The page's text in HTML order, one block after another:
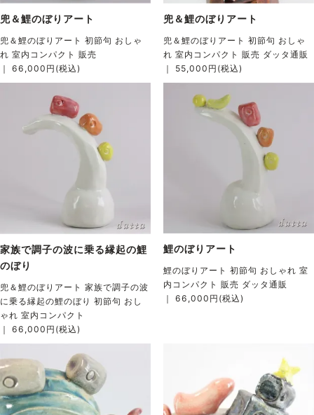
兜＆鯉のぼりアート
兜＆鯉のぼりアート 初節句 おしゃ
れ 室内コンパクト 販売
｜ 66,000円(税込)
兜＆鯉のぼりアート
兜＆鯉のぼりアート 初節句 おしゃ
れ 室内コンパクト 販売 ダッタ通販
｜ 55,000円(税込)
家族で調子の波に乗る縁起の鯉
のぼり
兜＆鯉のぼりアート 家族で調子の波
に乗る縁起の鯉のぼり 初節句 おし
ゃれ 室内コンパクト
｜ 66,000円(税込)
鯉のぼりアート
鯉のぼりアート 初節句 おしゃれ 室
内コンパクト 販売 ダッタ通販
｜ 66,000円(税込)